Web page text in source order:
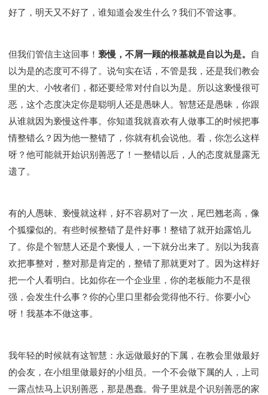
好了，明天又不好了，谁知道会发生什么？我们不管这事。
但我们管信主这回事！ 亵慢，不屑一顾的根基就是自以为是。
自
以为是的态度可不得了。说句实在话，不管是我，还是我们教会
里的大、小牧者们，都还要经常对付自以为是。所以这亵慢很可
恶，这个态度决定你是聪明人还是愚昧人。智慧还是愚昧，你跟
从谁就因为亵慢这件事。你知道我就喜欢有人做事工的时候把事
情整错么？因为他一整错了，你就有机会说他。看，你怎么这样
呀？他可能就开始识别善恶了！一整错以后，人的态度就显露无
遗了。
有的人愚昧、亵慢就这样，好不容易对了一次，尾巴翘老高，像
个狐獴似的。有些时候整错了是件好事！整错了就开始露馅儿
了。你是个智慧人还是个亵慢人，一下就分出来了。别以为我喜
欢把事整对，整对那是肯定的，整错了那就更对了。因为这样好
把一个人看明白。比如你在一个企业里，你的老板能力不是很
强，会发生什么事？你的心里口里都会觉得他不行。你要小心
呀！我基本不做这事。
我年轻的时候就有这智慧：永远做最好的下属，在教会里做最好
的会友，在小组里做最好的小组员。一个不会做下属的人，上司
一露点怯马上识别善恶，那是愚蠢。骨子里就是个识别善恶的家